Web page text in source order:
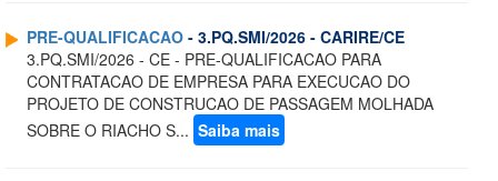
PRE-QUALIFICACAO - 3.PQ.SMI/2026 - CARIRE/CE
3.PQ.SMI/2026 - CE - PRE-QUALIFICACAO PARA
CONTRATACAO DE EMPRESA PARA EXECUCAO DO
PROJETO DE CONSTRUCAO DE PASSAGEM MOLHADA
SOBRE O RIACHO S... Saiba mais